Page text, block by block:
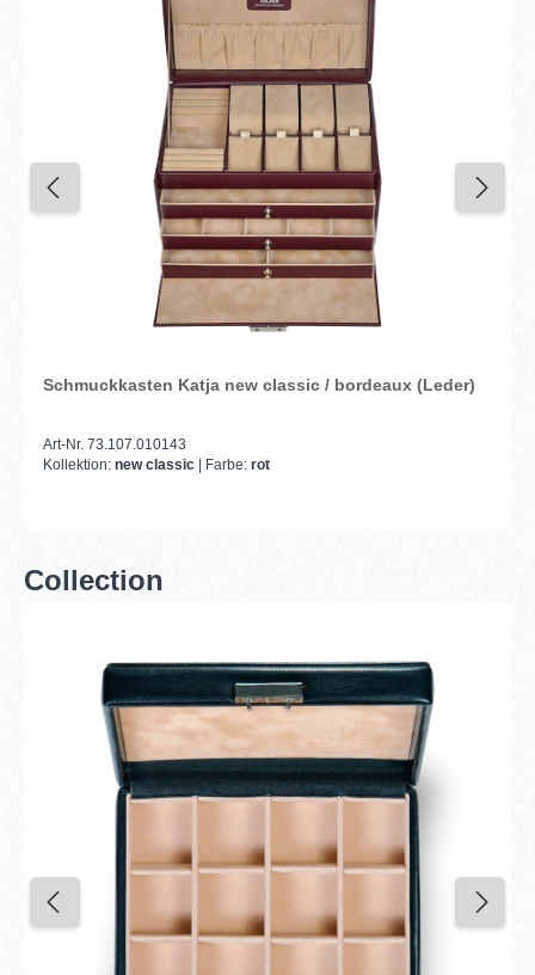
Schmuckkasten Katja new classic / bordeaux (Leder)
Art-Nr. 73.107.010143
Kollektion: new classic | Farbe: rot
Collection